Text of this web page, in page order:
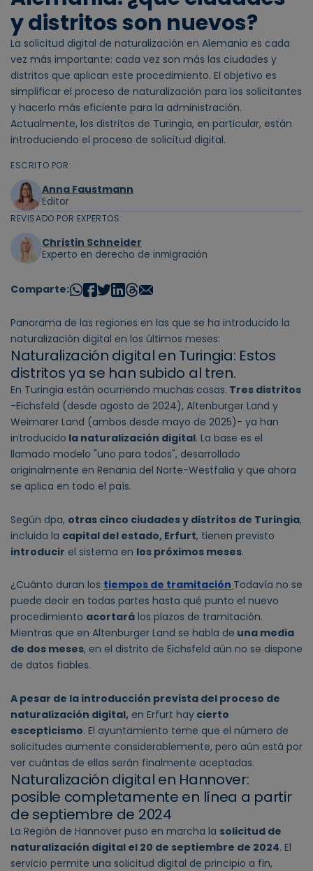
y distritos son nuevos?
La solicitud digital de naturalización en Alemania es cada
vez más importante: cada vez son más las ciudades y
distritos que aplican este procedimiento. El objetivo es
simplificar el proceso de naturalización para los solicitantes
y hacerlo más eficiente para la administración.
Actualmente, los distritos de Turingia, en particular, están
introduciendo el proceso de solicitud digital.
ESCRITO POR:
Anna Faustmann
Editor
REVISADO POR EXPERTOS:
Christin Schneider
Experto en derecho de inmigración
Comparte:
Panorama de las regiones en las que se ha introducido la
naturalización digital en los últimos meses:
Naturalización digital en Turingia: Estos
distritos ya se han subido al tren.
En Turingia están ocurriendo muchas cosas. Tres distritos
-Eichsfeld (desde agosto de 2024), Altenburger Land y
Weimarer Land (ambos desde mayo de 2025)- ya han
introducido la naturalización digital. La base es el
llamado modelo "uno para todos", desarrollado
originalmente en Renania del Norte-Westfalia y que ahora
se aplica en todo el país.
Según dpa, otras cinco ciudades y distritos de Turingia,
incluida la capital del estado, Erfurt, tienen previsto
introducir el sistema en los próximos meses.
¿Cuánto duran los tiempos de tramitación Todavía no se
puede decir en todas partes hasta qué punto el nuevo
procedimiento acortará los plazos de tramitación.
Mientras que en Altenburger Land se habla de una media
de dos meses, en el distrito de Eichsfeld aún no se dispone
de datos fiables.
A pesar de la introducción prevista del proceso de
naturalización digital, en Erfurt hay cierto
escepticismo. El ayuntamiento teme que el número de
solicitudes aumente considerablemente, pero aún está por
ver cuántas de ellas serán finalmente aceptadas.
Naturalización digital en Hannover:
posible completamente en línea a partir
de septiembre de 2024
La Región de Hannover puso en marcha la solicitud de
naturalización digital el 20 de septiembre de 2024. El
servicio permite una solicitud digital de principio a fin,